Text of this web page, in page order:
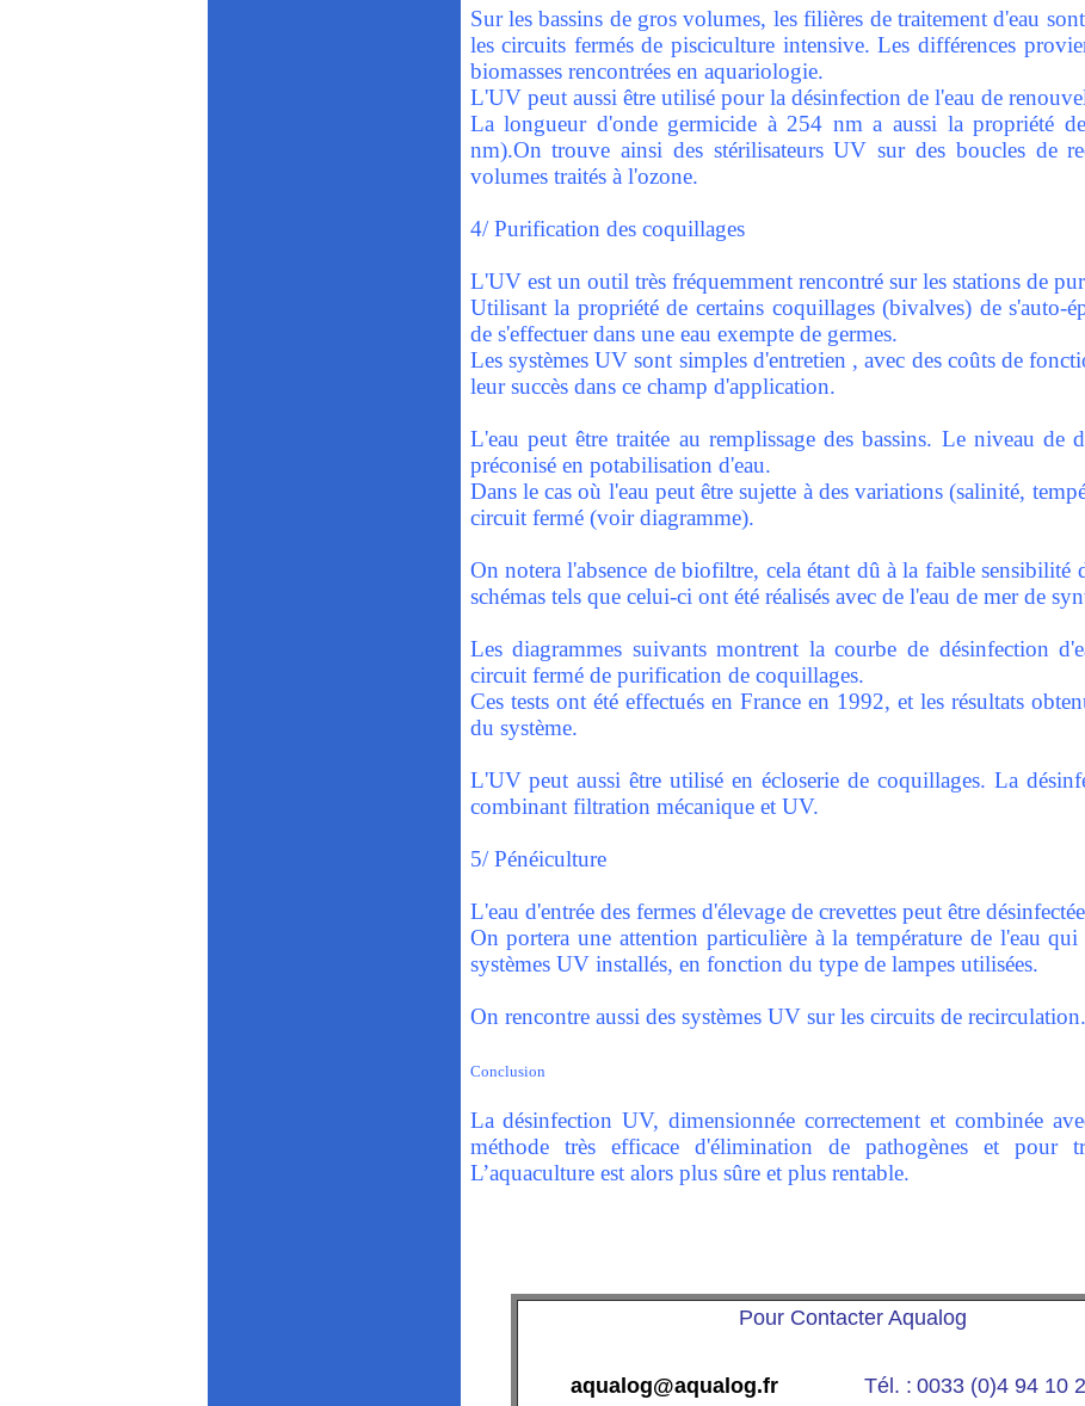
Sur les bassins de gros volumes, les filières de traitement d'eau
les circuits fermés de pisciculture intensive. Les différences
biomasses rencontrées en aquariologie.
L'UV peut aussi être utilisé pour la désinfection de l'eau de
La longueur d'onde germicide à 254 nm a aussi la propriété
nm).On trouve ainsi des stérilisateurs UV sur des boucles de
volumes traités à l'ozone.
4/ Purification des coquillages
L'UV est un outil très fréquemment rencontré sur les stations de
Utilisant la propriété de certains coquillages (bivalves) de s'auto-
de s'effectuer dans une eau exempte de germes.
Les systèmes UV sont simples d'entretien , avec des coûts de
leur succès dans ce champ d'application.
L'eau peut être traitée au remplissage des bassins. Le niveau de
préconisé en potabilisation d'eau.
Dans le cas où l'eau peut être sujette à des variations (salinité,
circuit fermé (voir diagramme).
On notera l'absence de biofiltre, cela étant dû à la faible sensibilité
schémas tels que celui-ci ont été réalisés avec de l'eau de mer de
Les diagrammes suivants montrent la courbe de désinfection
circuit fermé de purification de coquillages.
Ces tests ont été effectués en France en 1992, et les résultats
du système.
L'UV peut aussi être utilisé en écloserie de coquillages. La
combinant filtration mécanique et UV.
5/ Pénéiculture
L'eau d'entrée des fermes d'élevage de crevettes peut être
On portera une attention particulière à la température de l'eau
systèmes UV installés, en fonction du type de lampes utilisées.
On rencontre aussi des systèmes UV sur les circuits de recirculation.
Conclusion
La désinfection UV, dimensionnée correctement et combinée
méthode très efficace d'élimination de pathogènes et pour
L’aquaculture est alors plus sûre et plus rentable.
Pour Contacter Aqualog
aqualog@aqualog.fr Tél. : 0033 (0)4 94 10